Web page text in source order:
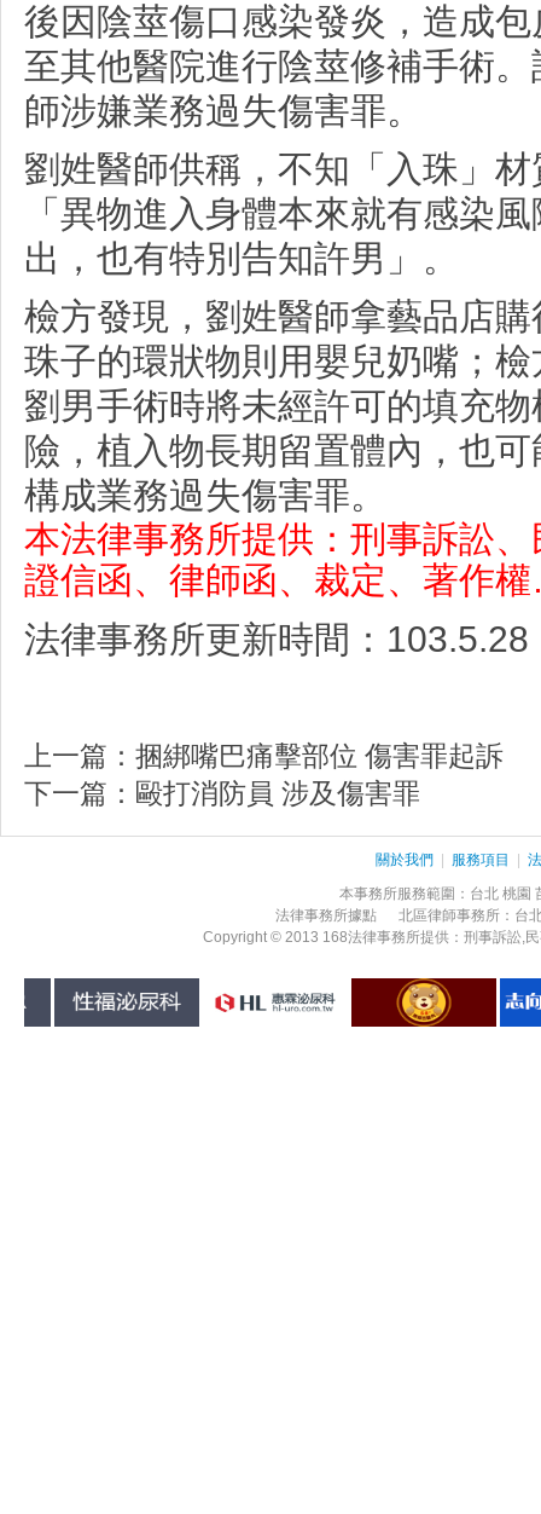
後因陰莖傷口感染發炎，造成
至其他醫院進行陰莖修補手術。
師涉嫌業務過失傷害罪。
劉姓醫師供稱，不知「入珠」
「異物進入身體本來就有感染
出，也有特別告知許男」。
檢方發現，劉姓醫師拿藝品店
珠子的環狀物則用嬰兒奶嘴；
劉男手術時將未經許可的填充
險，植入物長期留置體內，也
構成業務過失傷害罪。
本法律事務所提供：刑事訴訟
證信函、律師函、裁定、著作權
法律事務所更新時間： 103.5.28
上一篇： 捆綁嘴巴痛擊部位 傷害罪起訴
下一篇： 毆打消防員 涉及傷害罪
關於我們 服務項目
本事務所服務範圍：台北 桃園
法律事務所據點 北區律師事務所：台
Copyright © 2013 168法律事務所提供：刑事訴訟